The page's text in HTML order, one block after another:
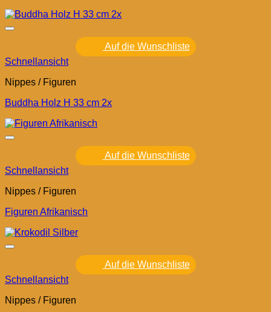
Auf die Wunschliste
Schnellansicht
Nippes / Figuren
Buddha Holz H 33 cm 2x
Auf die Wunschliste
Schnellansicht
Nippes / Figuren
Figuren Afrikanisch
Auf die Wunschliste
Schnellansicht
Nippes / Figuren